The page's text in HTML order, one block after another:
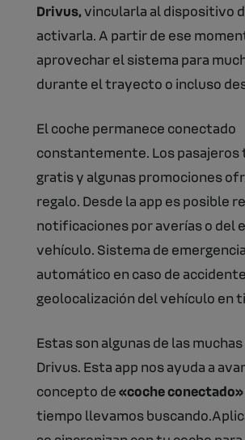
Drivus,vincularla al dispositivo
activarla. A partir de ese
aprovechar el sistema para
durante el trayecto o incluso
El coche permanece conectado
constantemente. Los pasajeros
gratis y algunas promociones
regalo. Desde la app es posible
notificaciones por averías o del
vehículo. Sistema de
automático en caso de
geolocalización del vehículo en
Estas son algunas de las
Drivus. Esta app nos ayuda a
concepto de«coche conectado»
tiempo llevamos